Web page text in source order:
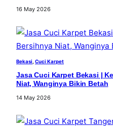
16 May 2026
Bekasi, Cuci Karpet
Jasa Cuci Karpet Bekasi |
Niat, Wanginya Bikin Betah
14 May 2026